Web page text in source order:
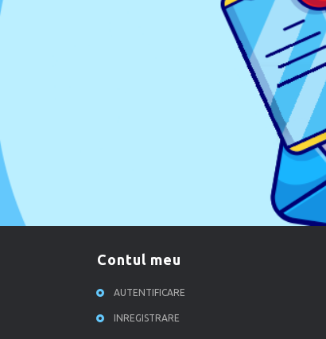
contul meu
AUTENTIFICARE
INREGISTRARE